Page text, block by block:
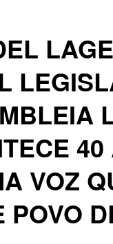
VOZ
POVO